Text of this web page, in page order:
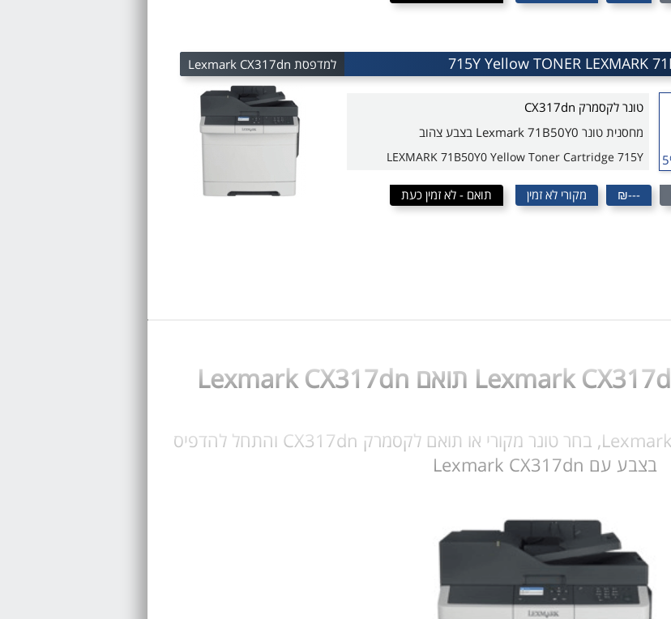
למדפסת Lexmark CX317dn
טונר לקסמרק CX317dn
מחסנית טונר Lexmark 71B50Y0 בצבע צהוב
LEXMARK 71B50Y0 Yellow Toner Cartridge 715Y
---₪ מקורי לא זמין תואם - לא זמין כעת
קנה טונר עבור מדפסת Lexmark CX317dn, בחר טונר מקורי או תואם לקסמרק CX317dn והתחל להדפיס
בצבע עם Lexmark CX317dn